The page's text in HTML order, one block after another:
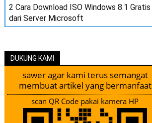
2 Cara Download ISO Windows 8.1 Gratis
dari Server Microsoft
DUKUNG KAMI
sawer agar kami terus semangat
membuat artikel yang bermanfaat
scan QR Code pakai kamera HP